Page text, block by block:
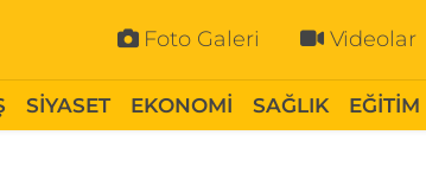
Foto Galeri Videolar
SİYASET EKONOMİ SAĞLIK EĞİTİM